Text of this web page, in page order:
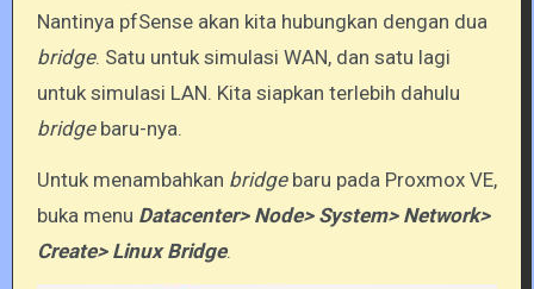
Nantinya pfSense akan kita hubungkan dengan dua
bridge. Satu untuk simulasi WAN, dan satu lagi
untuk simulasi LAN. Kita siapkan terlebih dahulu
bridgebaru-nya.
Untuk menambahkan bridgebaru pada Proxmox VE,
buka menu Datacenter> Node> System> Network>
Create> Linux Bridge.